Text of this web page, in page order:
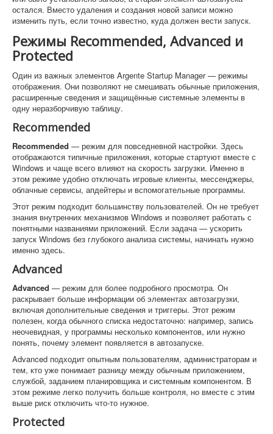
остался. Вместо удаления и создания новой записи можно
изменить путь, если точно известно, куда должен вести запуск.
Режимы Recommended, Advanced и
Protected
Один из важных элементов Argente Startup Manager — режимы
отображения. Они позволяют не смешивать обычные приложения,
расширенные сведения и защищённые системные элементы в
одну неразборчивую таблицу.
Recommended
Recommended — режим для повседневной настройки. Здесь
отображаются типичные приложения, которые стартуют вместе с
Windows и чаще всего влияют на скорость загрузки. Именно в
этом режиме удобно отключать игровые клиенты, мессенджеры,
облачные сервисы, апдейтеры и вспомогательные программы.
Этот режим подходит большинству пользователей. Он не требует
знания внутренних механизмов Windows и позволяет работать с
понятными названиями приложений. Если задача — ускорить
запуск Windows без глубокого анализа системы, начинать нужно
именно здесь.
Advanced
Advanced — режим для более подробного просмотра. Он
раскрывает больше информации об элементах автозагрузки,
включая дополнительные сведения и триггеры. Этот режим
полезен, когда обычного списка недостаточно: например, запись
неочевидная, у программы несколько компонентов, или нужно
понять, почему элемент появляется в автозапуске.
Advanced подходит опытным пользователям, администраторам и
тем, кто уже понимает разницу между обычным приложением,
службой, заданием планировщика и системным компонентом. В
этом режиме легко получить больше контроля, но вместе с этим
выше риск отключить что-то нужное.
Protected